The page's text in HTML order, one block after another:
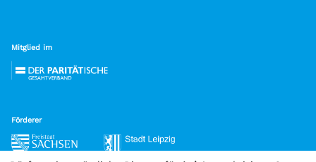
Mitglied im
Förderer